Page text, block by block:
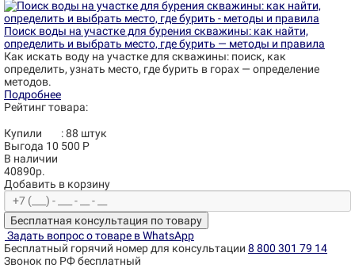
Поиск воды на участке для бурения скважины: как найти,
определить и выбрать место, где бурить — методы и правила
Как искать воду на участке для скважины: поиск, как
определить, узнать место, где бурить в горах — определение
методов.
Подробнее
Рейтинг товара:
Купили :88 штук
Выгода 10 500 Р
В наличии
40890р.
Добавить в корзину
Бесплатная консультация по товару
Задать вопрос о товаре в WhatsApp
Бесплатный горячий номер для консультации 8 800 301 79 14
Звонок по РФ бесплатный